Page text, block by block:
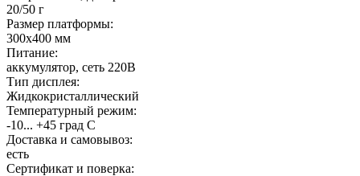
20/50 г
Размер платформы:
300х400 мм
Питание:
аккумулятор, сеть 220В
Тип дисплея:
Жидкокристаллический
Температурный режим:
-10... +45 град С
Доставка и самовывоз:
есть
Сертификат и поверка: